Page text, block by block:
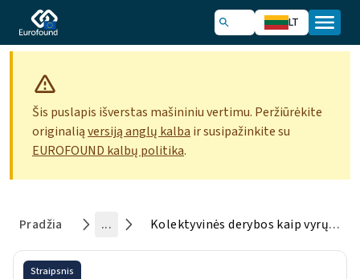
LT
Šis puslapis išverstas mašininiu vertimu. Peržiūrėkite
originaliąversiją anglų kalba ir susipažinkite su
EUROFOUND kalbų politika.
Pradžia ... Kolektyvinės derybos kaip vyrų ir moterų darbo užmokesčio lygybės skatinimo mechanizmas
Straipsnis